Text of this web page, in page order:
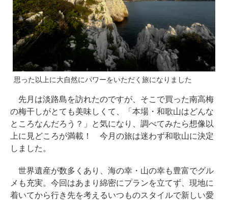
思った以上に大自然にパワーをいただく旅になりました
先月は淡路島を訪れたのですが、そこで買った南高梅
の梅干しがとても美味しくて、「本場・和歌山はどんな
ところなんだろう？」と気になり、調べてみたら想像以
上に見どころが満載！ 今月の旅は迷わず和歌山に決定
しました。
世界遺産が数多くあり、海の幸・山の幸も豊富でグル
メも充実。今回はあまり綿密にプランを立てず、現地に
着いてから行き先を考えるいつものスタイルで新しい愛